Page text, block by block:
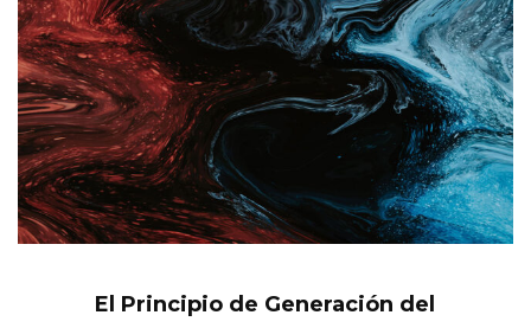
El Principio de Generación del